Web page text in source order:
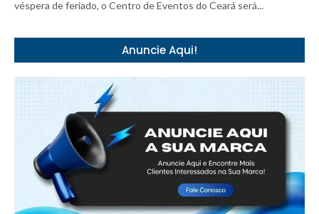
véspera de feriado, o Centro de Eventos do Ceará será...
Anuncie Aqui!